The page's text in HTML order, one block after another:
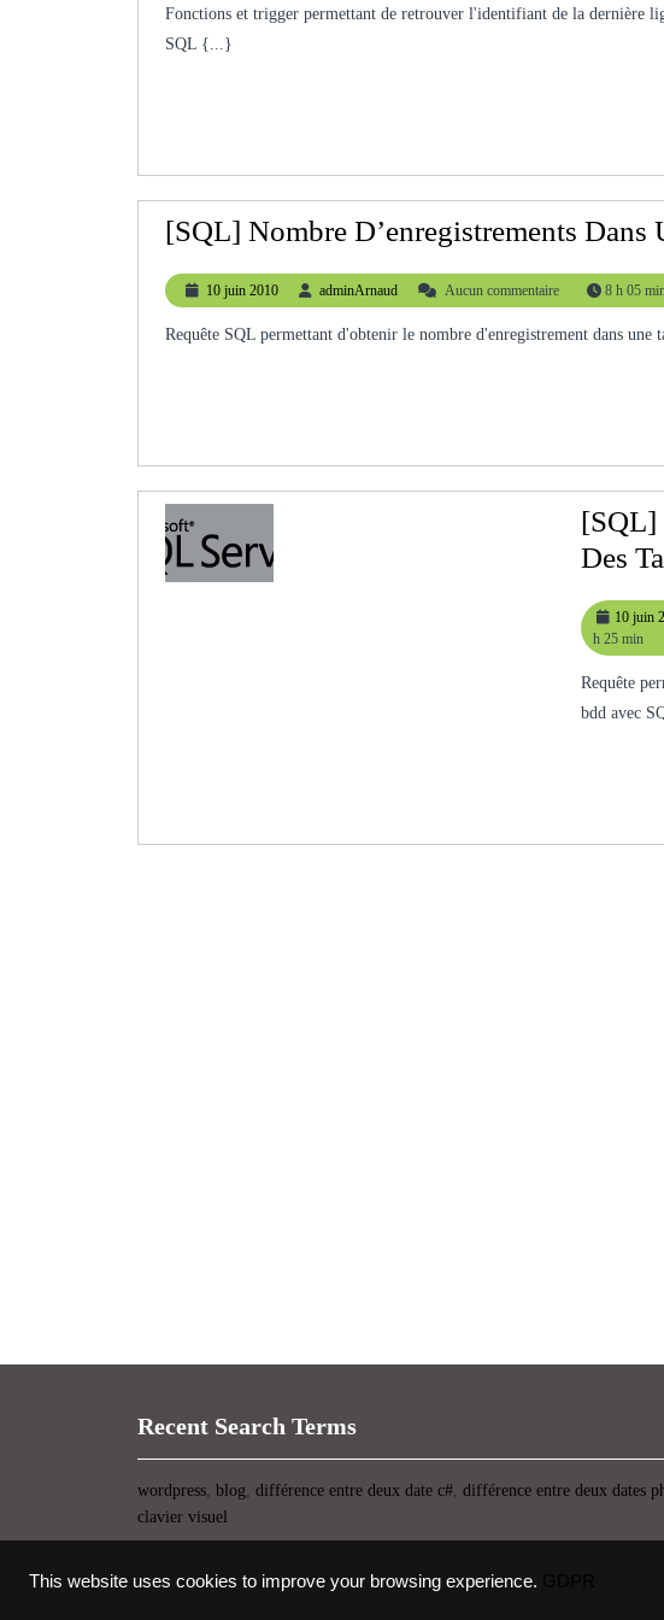
This website uses cookies to improve your browsing experience.
2010
Fonctions et trigger permettant de retrouver l'identifiant de la dernière ligne insérée par un utilisateur dans une table avec
SQL {...}
[SQL] Nombre D’enregistrements Dans
10 juin 2010
10
juin
2010
adminArnaud adminArnaud
Aucun commentaire 8 h 05
Requête SQL permettant d'obtenir le nombre d'enregistrement dans une
[SQL]
Des
10 juin
h 25 min
Requête permettant d'obtenir la liste de toutes les tables de la
bdd avec
Recent Search Terms
wordpress blog différence entre deux date c# différence entre deux dates
clavier visuel
Thème WordPress pour startup-> copyright UIOP